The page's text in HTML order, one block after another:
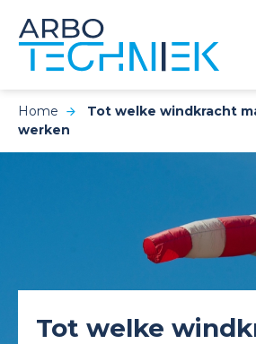
Home
Tot welke windkracht
werken
Tot welke